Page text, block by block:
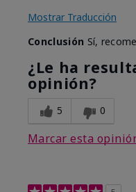
Mostrar Traducción
Conclusión Sí,
¿Le ha
opinión?
5 0
Marcar esta